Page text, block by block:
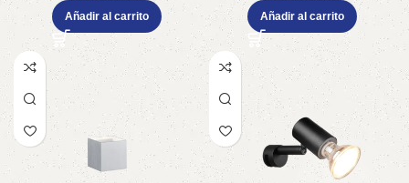
Estera negra – Material: Metal
– Tipo de Luz: LED –
Lúmenes: 4500 – Temperatura:
2700 – 6000K
Añadir al carrito
Añadir al carrito